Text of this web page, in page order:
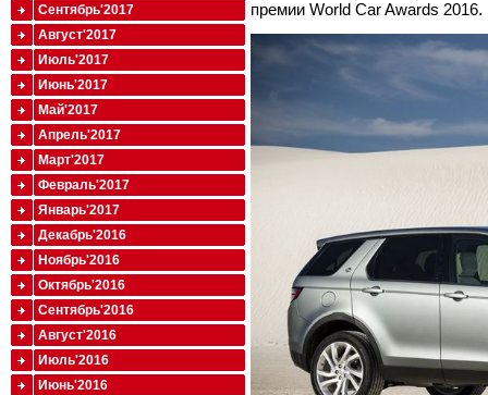
премии World Car Awards 2016.
Сентябрь'2017
Август'2017
Июль'2017
Июнь'2017
Май'2017
Апрель'2017
Март'2017
Февраль'2017
Январь'2017
Декабрь'2016
Ноябрь'2016
Октябрь'2016
Сентябрь'2016
Август'2016
Июль'2016
Июнь'2016